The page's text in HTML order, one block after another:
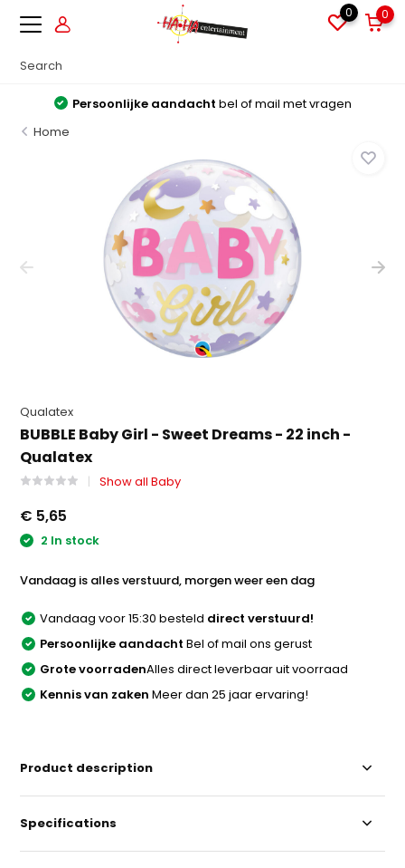
0 0
Persoonlijke aandacht bel of mail met vragen
Home
Qualatex
BUBBLE Baby Girl - Sweet Dreams - 22 inch -
Qualatex
Show all Baby
€ 5,65
2 In stock
Vandaag is alles verstuurd, morgen weer een dag
Vandaag voor 15:30 besteld direct verstuurd!
Persoonlijke aandacht Bel of mail ons gerust
Grote voorradenAlles direct leverbaar uit voorraad
Kennis van zaken Meer dan 25 jaar ervaring!
Product description
Specifications